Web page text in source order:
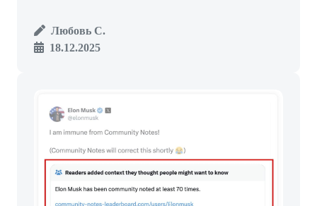
Любовь С.
18.12.2025